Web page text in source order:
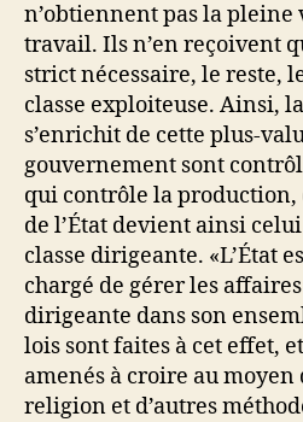
n’obtiennent pas la pleine
travail. Ils n’en reçoivent
strict nécessaire, le reste,
classe exploiteuse. Ainsi,
s’enrichit de cette plus-
gouvernement sont
qui contrôle la
de l’État devient ainsi
classe dirigeante. «L’État
chargé de gérer les
dirigeante dans son
lois sont faites à cet effet,
amenés à croire au moyen
religion et d’autres